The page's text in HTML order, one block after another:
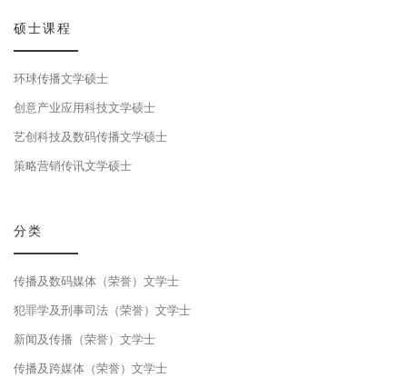
硕士课程
环球传播文学硕士
创意产业应用科技文学硕士
艺创科技及数码传播文学硕士
策略营销传讯文学硕士
分类
传播及数码媒体（荣誉）文学士
犯罪学及刑事司法（荣誉）文学士
新闻及传播（荣誉）文学士
传播及跨媒体（荣誉）文学士